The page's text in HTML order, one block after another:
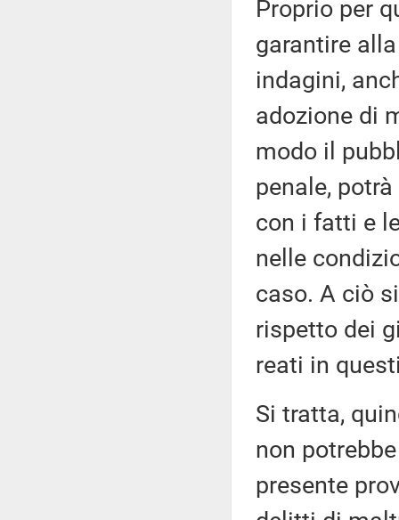
Proprio per
garantire
indagini,
adozione di
modo il
penale,
con i fatti e
nelle
caso. A ciò
rispetto dei
reati in
Si tratta,
non
presente